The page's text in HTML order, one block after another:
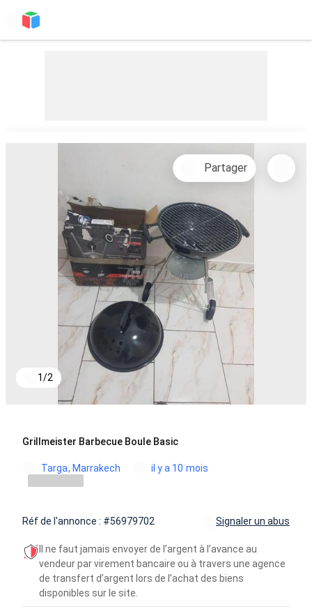
1/2
Partager
Grillmeister Barbecue Boule Basic
Targa, Marrakech il y a 10 mois
Réf de l'annonce : #56979702 Signaler un abus
Il ne faut jamais envoyer de l’argent à l’avance au
vendeur par virement bancaire ou à travers une agence
de transfert d’argent lors de l’achat des biens
disponibles sur le site.